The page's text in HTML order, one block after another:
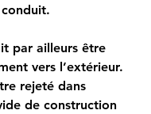
par ailleurs être
vers l’extérieur.
rejeté dans
de construction